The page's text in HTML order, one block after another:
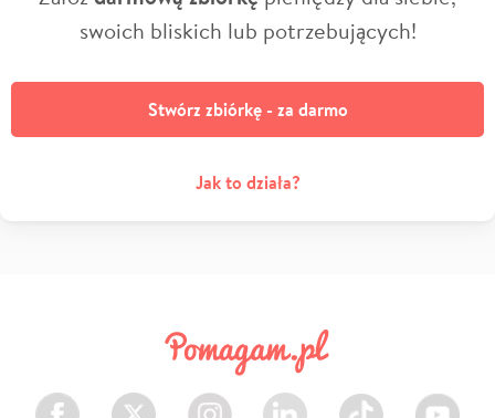
swoich bliskich lub potrzebujących!
Stwórz zbiórkę - za darmo
Jak to działa?
Facebook Twitter Instagram LinkedIn TikTok Youtube